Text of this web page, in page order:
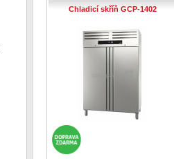
Chladicí skříň GCP-1402